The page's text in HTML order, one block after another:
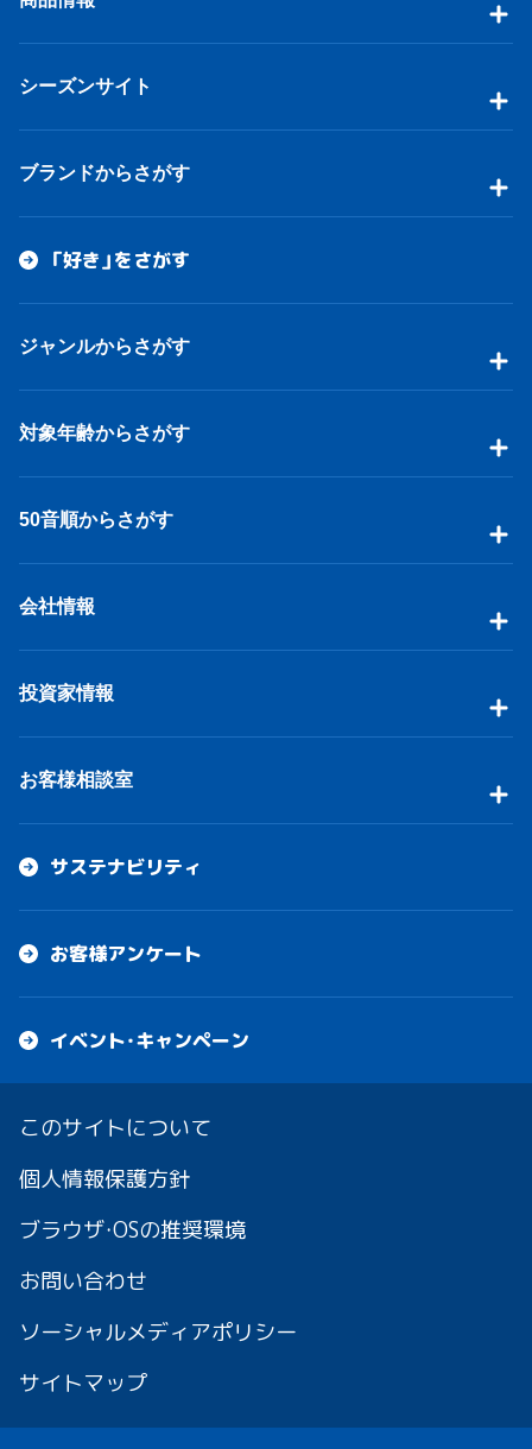
シーズンサイト
ブランドからさがす
「好き」をさがす
ジャンルからさがす
対象年齢からさがす
50音順からさがす
会社情報
投資家情報
お客様相談室
サステナビリティ
お客様アンケート
イベント・キャンペーン
このサイトについて
個人情報保護方針
ブラウザ・OSの推奨環境
お問い合わせ
ソーシャルメディアポリシー
サイトマップ